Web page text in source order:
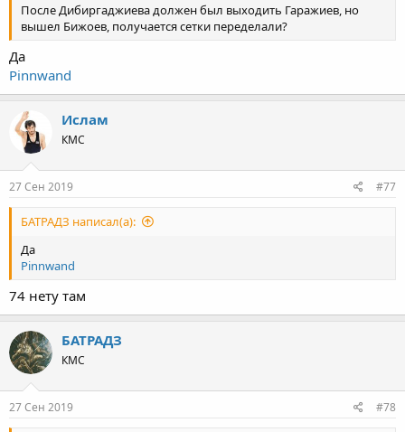
После Дибиргаджиева должен был выходить Гаражиев, но
вышел Бижоев, получается сетки переделали?
Да
Pinnwand
Ислам
КМС
27 Сен 2019 #77
БАТРАДЗ написал(а):
Да
Pinnwand
74 нету там
БАТРАДЗ
КМС
27 Сен 2019 #78